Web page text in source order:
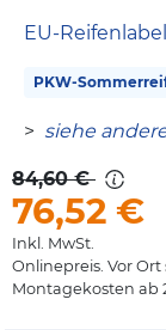
EU-Reifenlabel
PKW-
> siehe
84,60 €
76,52 €
Inkl. MwSt.
Onlinepreis. Vor
Montagekosten ab